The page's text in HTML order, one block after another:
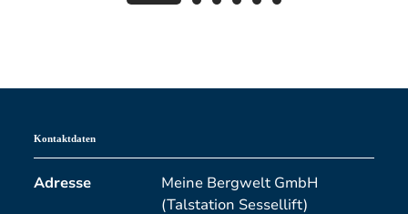
Kontaktdaten
Adresse
Meine Bergwelt GmbH
(Talstation Sessellift)